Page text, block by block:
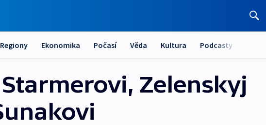
Regiony Ekonomika Počasí Věda Kultura Podcasty
Zelenskyj